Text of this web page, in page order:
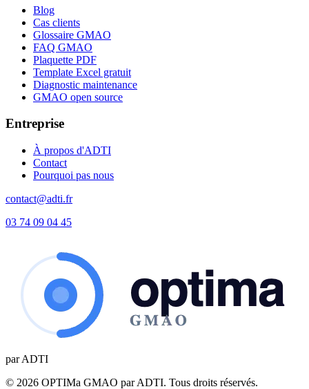
Blog
Cas clients
Glossaire GMAO
FAQ GMAO
Plaquette PDF
Template Excel gratuit
Diagnostic maintenance
GMAO open source
Entreprise
À propos d'ADTI
Contact
Pourquoi pas nous
contact@adti.fr
03 74 09 04 45
par ADTI
© 2026 OPTIMa GMAO par ADTI. Tous droits réservés.